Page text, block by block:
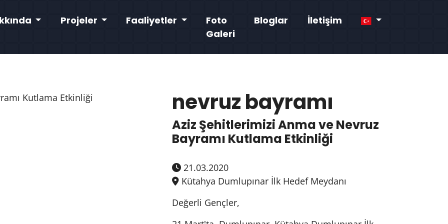
Projeler Faaliyetler
Foto
Galeri
Bloglar İletişim
nevruz bayramı
Aziz Şehitlerimizi Anma ve Nevruz
Bayramı Kutlama Etkinliği
21.03.2020
Kütahya Dumlupınar İlk Hedef Meydanı
Değerli Gençler,